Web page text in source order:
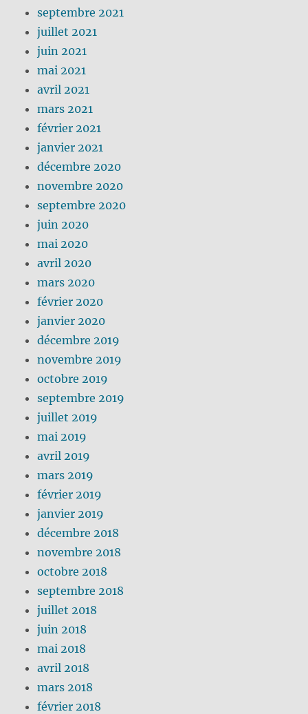
septembre 2021
juillet 2021
juin 2021
mai 2021
avril 2021
mars 2021
février 2021
janvier 2021
décembre 2020
novembre 2020
septembre 2020
juin 2020
mai 2020
avril 2020
mars 2020
février 2020
janvier 2020
décembre 2019
novembre 2019
octobre 2019
septembre 2019
juillet 2019
mai 2019
avril 2019
mars 2019
février 2019
janvier 2019
décembre 2018
novembre 2018
octobre 2018
septembre 2018
juillet 2018
juin 2018
mai 2018
avril 2018
mars 2018
février 2018